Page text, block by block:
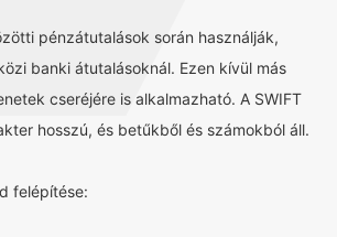
pénzátutalások során használják,
banki átutalásoknál. Ezen kívül más
cseréjére is alkalmazható. A SWIFT
hosszú, és betűkből és számokból áll.
felépítése: